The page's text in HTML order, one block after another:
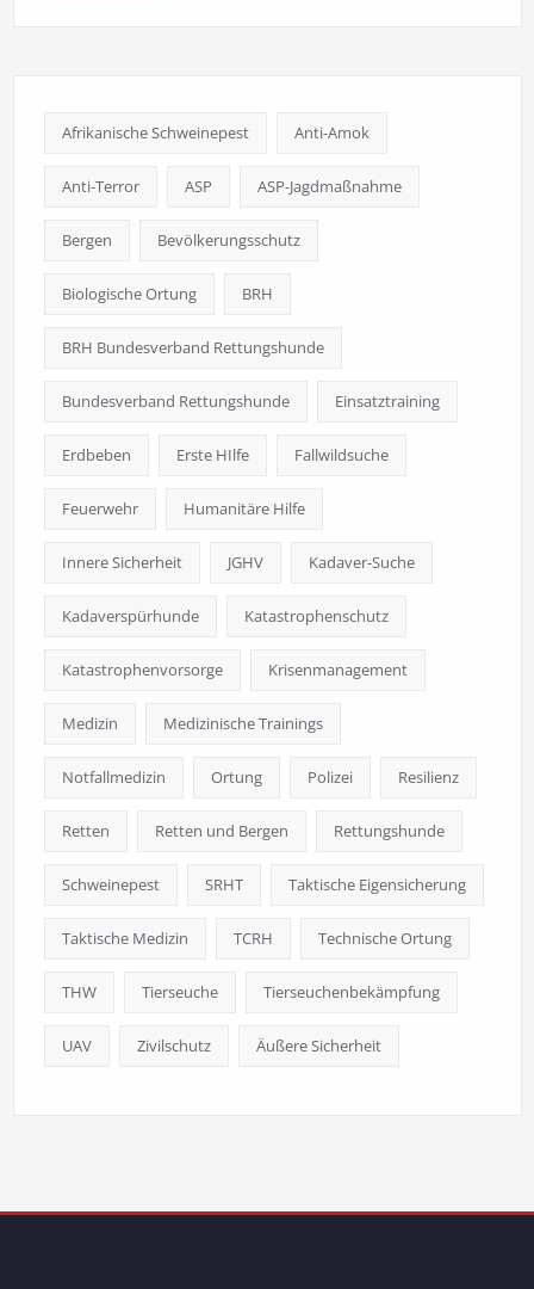
Afrikanische Schweinepest Anti-Amok
Anti-Terror ASP ASP-Jagdmaßnahme
Bergen Bevölkerungsschutz
Biologische Ortung BRH
BRH Bundesverband Rettungshunde
Bundesverband Rettungshunde Einsatztraining
Erdbeben Erste HIlfe Fallwildsuche
Feuerwehr Humanitäre Hilfe
Innere Sicherheit JGHV Kadaver-Suche
Kadaverspürhunde Katastrophenschutz
Katastrophenvorsorge Krisenmanagement
Medizin Medizinische Trainings
Notfallmedizin Ortung Polizei Resilienz
Retten Retten und Bergen Rettungshunde
Schweinepest SRHT Taktische Eigensicherung
Taktische Medizin TCRH Technische Ortung
THW Tierseuche Tierseuchenbekämpfung
UAV Zivilschutz Äußere Sicherheit